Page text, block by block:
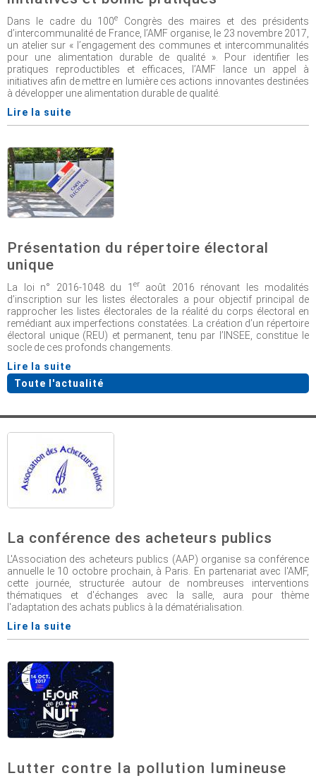
Dans le cadre du 100e Congrès des maires et des présidents
d’intercommunalité de France, l’AMF organise, le 23 novembre 2017,
un atelier sur « l’engagement des communes et intercommunalités
pour une alimentation durable de qualité ». Pour identifier les
pratiques reproductibles et efficaces, l’AMF lance un appel à
initiatives afin de mettre en lumière ces actions innovantes destinées
à développer une alimentation durable de qualité.
Lire la suite
Présentation du répertoire électoral
unique
La loi n° 2016-1048 du 1 er août 2016 rénovant les modalités
d’inscription sur les listes électorales a pour objectif principal de
rapprocher les listes électorales de la réalité du corps électoral en
remédiant aux imperfections constatées. La création d’un répertoire
électoral unique (REU) et permanent, tenu par l’INSEE, constitue le
socle de ces profonds changements.
Lire la suite
Toute l'actualité
La conférence des acheteurs publics
L'Association des acheteurs publics (AAP) organise sa conférence
annuelle le 10 octobre prochain, à Paris. En partenariat avec l'AMF,
cette journée, structurée autour de nombreuses interventions
thématiques et d'échanges avec la salle, aura pour thème
l'adaptation des achats publics à la dématérialisation.
Lire la suite
Lutter contre la pollution lumineuse